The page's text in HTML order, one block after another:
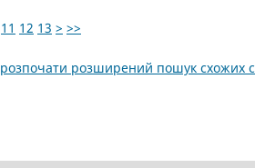
11 12 13 > >>
розпочати розширений пошук схожих